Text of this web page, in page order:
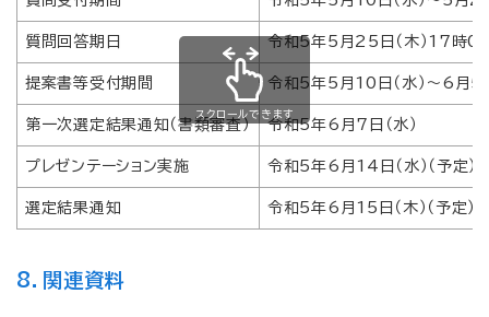
質問回答期日 令和5年5月25日（木）17時
提案書等受付期間 令和5年5月10日（水）～6月5
第一次選定結果通知（書類審査） 令和5年6月7日（水）
プレゼンテーション実施 令和5年6月14日（水）（予定）
選定結果通知 令和5年6月15日（木）（予定）
スクロールできます
8．関連資料